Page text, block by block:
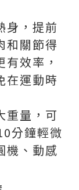
身，提前
和關節得
效率，
在運動時
重量，可
分鐘輕微
機、動感